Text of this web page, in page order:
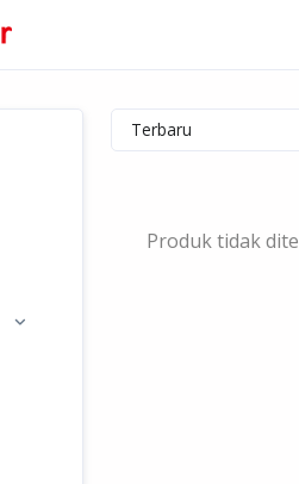
Produk tidak